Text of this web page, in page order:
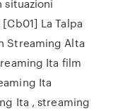
situazioni
La Talpa
Streaming Alta
Ita film
Ita
Ita , streaming